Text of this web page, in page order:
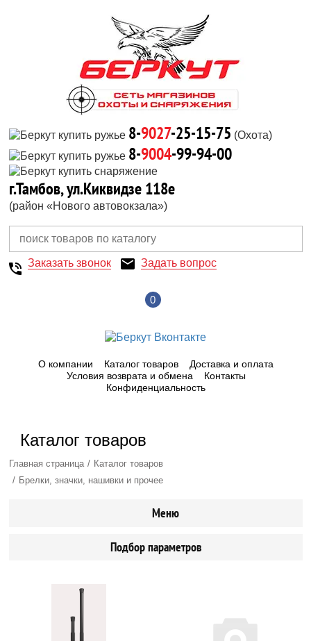
8-9027-25-15-75 (Охота)
8-9004-99-94-00
г.Тамбов, ул.Киквидзе 118е
(район «Нового автовокзала»)
Заказать звонок Задать вопрос
0
О компании Каталог товаров
Доставка и оплата
Условия возврата и обмена
Контакты
Конфиденциальность
Каталог товаров
Главная страница
Каталог товаров
Брелки, значки, нашивки и прочее
Меню
Подбор параметров